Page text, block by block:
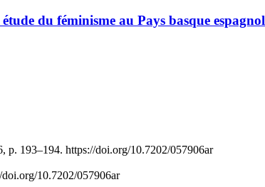
du féminisme au Pays basque espagnol
p. 193–194. https://doi.org/10.7202/057906ar
10.7202/057906ar